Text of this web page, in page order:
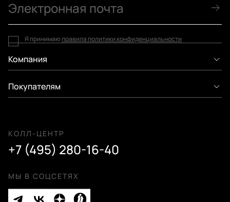
Компания
Покупателям
КОЛЛ-ЦЕНТР
+7 (495) 280-16-40
МЫ В СОЦСЕТЯХ
Я принимаю правила политики конфиденциальности